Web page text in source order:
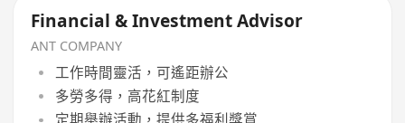
Financial & Investment Advisor
ANT COMPANY
工作時間靈活，可遙距辦公
多勞多得，高花紅制度